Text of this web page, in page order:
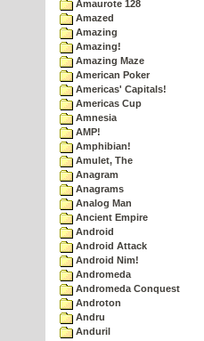
Amaurote 128
Amazed
Amazing
Amazing!
Amazing Maze
American Poker
Americas' Capitals!
Americas Cup
Amnesia
AMP!
Amphibian!
Amulet, The
Anagram
Anagrams
Analog Man
Ancient Empire
Android
Android Attack
Android Nim!
Andromeda
Andromeda Conquest
Androton
Andru
Anduril